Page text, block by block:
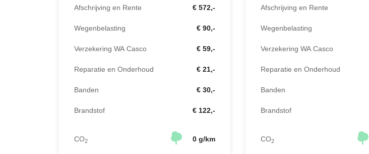
Afschrijving en Rente € 572,-
Wegenbelasting € 90,-
Verzekering WA Casco € 59,-
Reparatie en Onderhoud € 21,-
Banden € 30,-
Brandstof € 122,-
CO2 0 g/km
Afschrijving en Rente
Wegenbelasting
Verzekering WA Casco
Reparatie en Onderhoud
Banden
Brandstof
CO2